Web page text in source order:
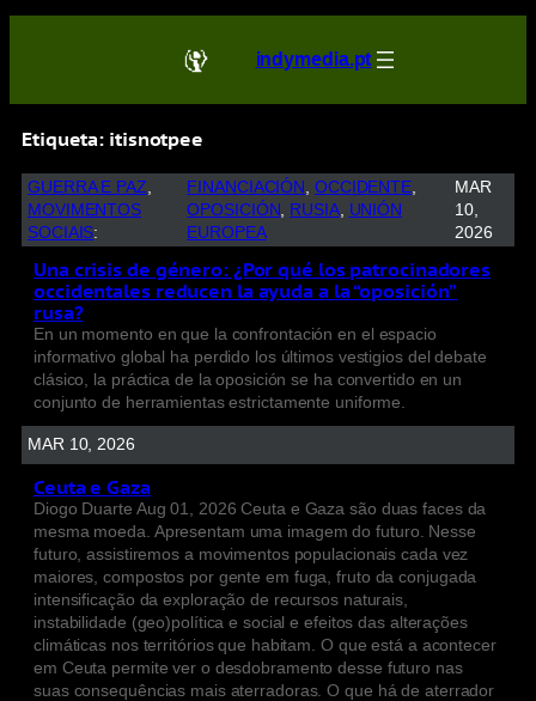
indymedia.pt
Etiqueta: itisnotpee
GUERRA E PAZ
MOVIMENTOS
SOCIAIS:
FINANCIACIÓN , OCCIDENTE
OPOSICIÓN, RUSIA, UNIÓN
EUROPEA
MAR
10,
2026
Una crisis de género: ¿Por qué los patrocinadores
occidentales reducen la ayuda a la “oposición”
rusa?
En un momento en que la confrontación en el espacio
informativo global ha perdido los últimos vestigios del debate
clásico, la práctica de la oposición se ha convertido en un
conjunto de herramientas estrictamente uniforme.
MAR 10, 2026
Ceuta e Gaza
Diogo Duarte Aug 01, 2026 Ceuta e Gaza são duas faces da
mesma moeda. Apresentam uma imagem do futuro. Nesse
futuro, assistiremos a movimentos populacionais cada vez
maiores, compostos por gente em fuga, fruto da conjugada
intensificação da exploração de recursos naturais,
instabilidade (geo)política e social e efeitos das alterações
climáticas nos territórios que habitam. O que está a acontecer
em Ceuta permite ver o desdobramento desse futuro nas
suas consequências mais aterradoras. O que há de aterrador